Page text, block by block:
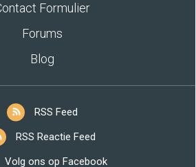
Formulier
Forums
Blog
RSS Feed
RSS Reactie Feed
Volg ons op Facebook